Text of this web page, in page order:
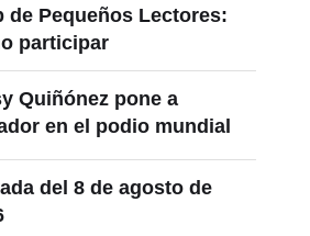
de Pequeños Lectores:
participar
Quiñónez pone a
en el podio mundial
del 8 de agosto de